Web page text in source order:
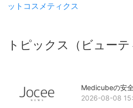
ットコスメティクス
トピックス（ビューテ
Medicubeの安
2026-08-08